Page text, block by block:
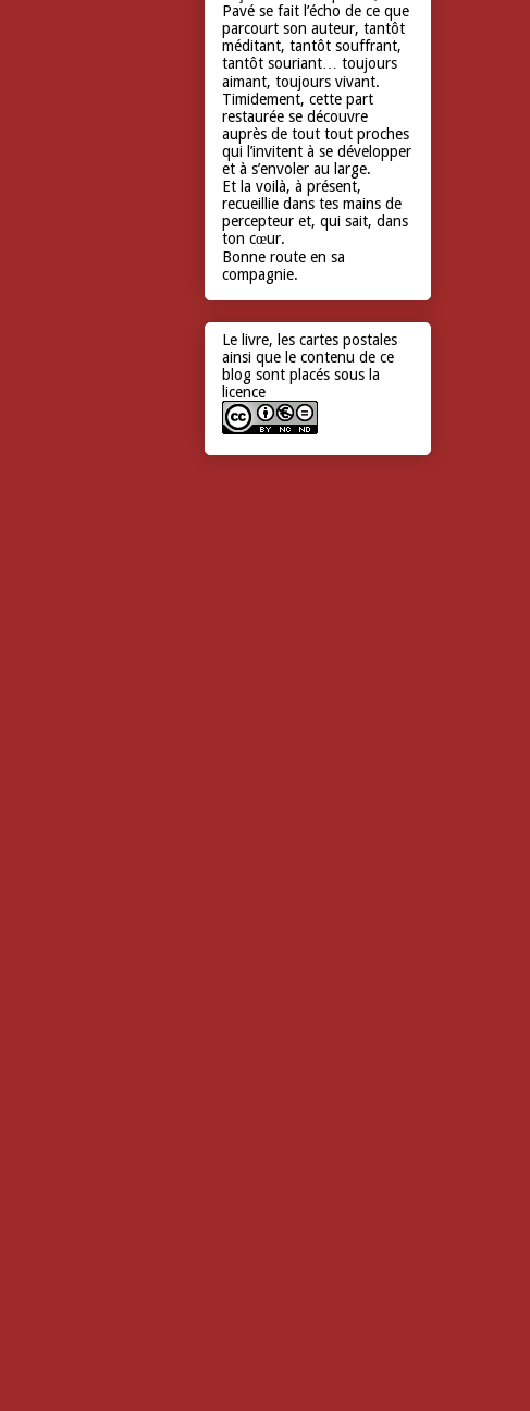
Pavé se fait l’écho de ce que
parcourt son auteur, tantôt
méditant, tantôt souffrant,
tantôt souriant… toujours
aimant, toujours vivant.
Timidement, cette part
restaurée se découvre
auprès de tout tout proches
qui l’invitent à se développer
et à s’envoler au large.
Et la voilà, à présent,
recueillie dans tes mains de
percepteur et, qui sait, dans
ton cœur.
Bonne route en sa
compagnie.
Le livre, les cartes postales
ainsi que le contenu de ce
blog sont placés sous la
licence